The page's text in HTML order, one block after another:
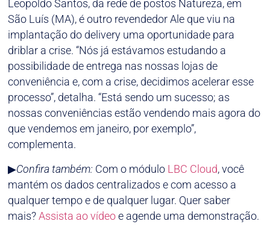
Leopoldo Santos, da rede de postos Natureza, em
São Luís (MA), é outro revendedor Ale que viu na
implantação do delivery uma oportunidade para
driblar a crise. “Nós já estávamos estudando a
possibilidade de entrega nas nossas lojas de
conveniência e, com a crise, decidimos acelerar esse
processo”, detalha. “Está sendo um sucesso; as
nossas conveniências estão vendendo mais agora do
que vendemos em janeiro, por exemplo”,
complementa.
▶Confira também: Com o módulo LBC Cloud, você
mantém os dados centralizados e com acesso a
qualquer tempo e de qualquer lugar. Quer saber
mais?Assista ao vídeoe agende uma demonstração.